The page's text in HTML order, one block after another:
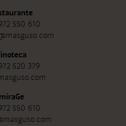
550 610
520 379
miraGe
550 610